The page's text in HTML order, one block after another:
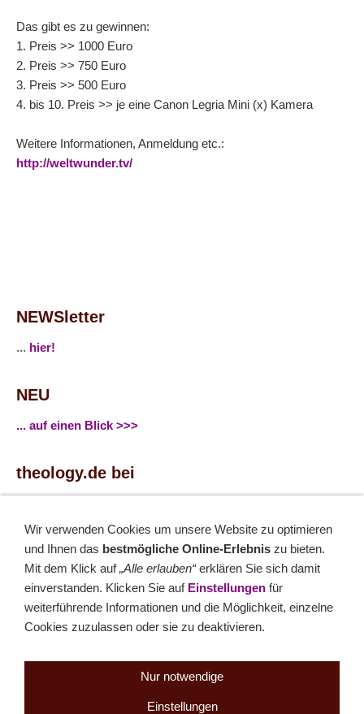
Das gibt es zu gewinnen:
1. Preis >> 1000 Euro
2. Preis >> 750 Euro
3. Preis >> 500 Euro
4. bis 10. Preis >> je eine Canon Legria Mini (x) Kamera
Weitere Informationen, Anmeldung etc.:
http://weltwunder.tv/
NEWSletter
... hier!
NEU
... auf einen Blick >>>
theology.de bei
... Twitter
Monatsrätsel
Rätseln & Gewinnen!
Wir verwenden Cookies um unsere Website zu optimieren
und Ihnen das bestmögliche Online-Erlebnis zu bieten.
Mit dem Klick auf„Alle erlauben“erklären Sie sich damit
einverstanden. Klicken Sie auf Einstellungen für
weiterführende Informationen und die Möglichkeit, einzelne
Cookies zuzulassen oder sie zu deaktivieren.
Nur notwendige
Einstellungen